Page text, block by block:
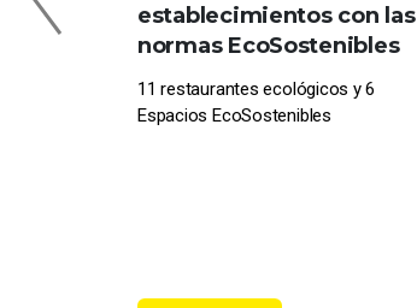
establecimientos con las
normas EcoSostenibles
11 restaurantes ecológicos y 6
Espacios EcoSostenibles